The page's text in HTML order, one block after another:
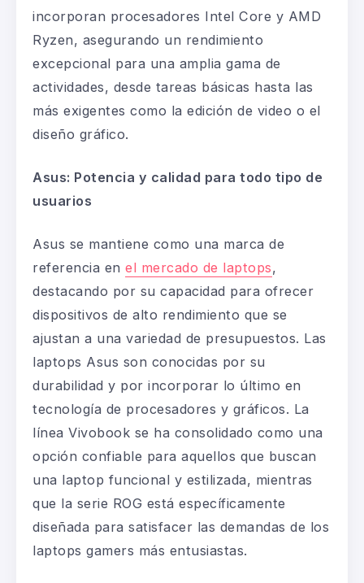
incorporan procesadores Intel Core y AMD
Ryzen, asegurando un rendimiento
excepcional para una amplia gama de
actividades, desde tareas básicas hasta las
más exigentes como la edición de video o el
diseño gráfico.
Asus: Potencia y calidad para todo tipo de
usuarios
Asus se mantiene como una marca de
referencia en el mercado de laptops,
destacando por su capacidad para ofrecer
dispositivos de alto rendimiento que se
ajustan a una variedad de presupuestos. Las
laptops Asus son conocidas por su
durabilidad y por incorporar lo último en
tecnología de procesadores y gráficos. La
línea Vivobook se ha consolidado como una
opción confiable para aquellos que buscan
una laptop funcional y estilizada, mientras
que la serie ROG está específicamente
diseñada para satisfacer las demandas de los
laptops gamers más entusiastas.